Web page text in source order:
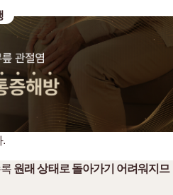
.
원래 상태로 돌아가기 어려워지므